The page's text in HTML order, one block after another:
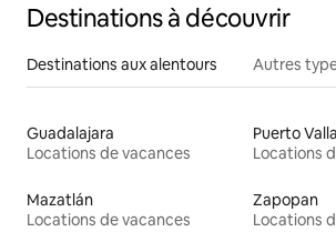
Destinations à découvrir
Destinations aux alentours Autres
Guadalajara
Locations de vacances
Puerto
Locations
Mazatlán
Locations de vacances
Zapopan
Locations